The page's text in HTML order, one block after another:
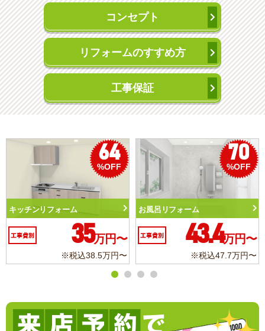
コンセプト
リフォームのすすめ方
工事保証
50
%OFF
トイレリフォーム
工事費別 10.3万円〜
※税込11.3万円〜
56
%OFF
洗面化粧台リフォーム
工事費別 6.2万円〜
※税込6.8万円〜